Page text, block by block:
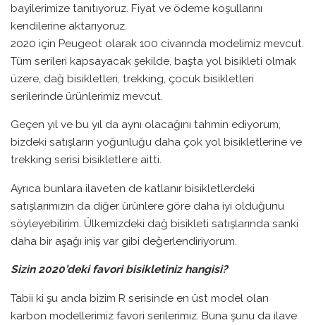
bayilerimize tanıtıyoruz. Fiyat ve ödeme koşullarını
kendilerine aktarıyoruz.
2020 için Peugeot olarak 100 civarında modelimiz mevcut.
Tüm serileri kapsayacak şekilde, başta yol bisikleti olmak
üzere, dağ bisikletleri, trekking, çocuk bisikletleri
serilerinde ürünlerimiz mevcut.
Geçen yıl ve bu yıl da aynı olacağını tahmin ediyorum,
bizdeki satışların yoğunluğu daha çok yol bisikletlerine ve
trekking serisi bisikletlere aitti.
Ayrıca bunlara ilaveten de katlanır bisikletlerdeki
satışlarımızın da diğer ürünlere göre daha iyi olduğunu
söyleyebilirim. Ülkemizdeki dağ bisikleti satışlarında sanki
daha bir aşağı iniş var gibi değerlendiriyorum.
Sizin 2020’deki favori bisikletiniz hangisi?
Tabii ki şu anda bizim R serisinde en üst model olan
karbon modellerimiz favori serilerimiz. Buna şunu da ilave